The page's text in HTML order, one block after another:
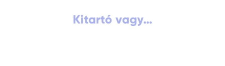
Kitartó vagy…